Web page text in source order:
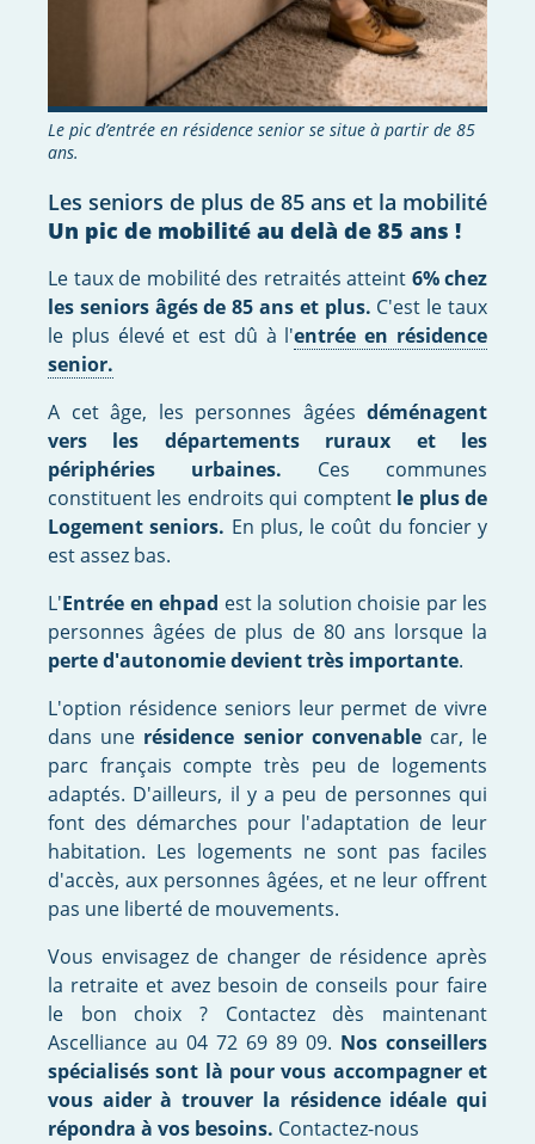
Les seniors de plus de 85 ans et la mobilité
Un pic de mobilité au delà de 85 ans !
Le taux de mobilité des retraités atteint 6% chez
les seniors âgés de 85 ans et plus. C'est le taux
le plus élevé et est dû à l'entrée en résidence
senior.
A cet âge, les personnes âgées déménagent
vers les départements ruraux et les
périphéries urbaines. Ces communes
constituent les endroits qui comptent le plus de
Logement seniors. En plus, le coût du foncier y
est assez bas.
L'Entrée en ehpad est la solution choisie par les
personnes âgées de plus de 80 ans lorsque la
perte d'autonomie devient très importante.
L'option résidence seniors leur permet de vivre
dans une résidence senior convenable car, le
parc français compte très peu de logements
adaptés. D'ailleurs, il y a peu de personnes qui
font des démarches pour l'adaptation de leur
habitation. Les logements ne sont pas faciles
d'accès, aux personnes âgées, et ne leur offrent
pas une liberté de mouvements.
Vous envisagez de changer de résidence après
la retraite et avez besoin de conseils pour faire
le bon choix ? Contactez dès maintenant
Ascelliance au 04 72 69 89 09. Nos conseillers
spécialisés sont là pour vous accompagner et
vous aider à trouver la résidence idéale qui
répondra à vos besoins. Contactez-nous
Le pic d’entrée en résidence senior se situe à partir de 85
ans.